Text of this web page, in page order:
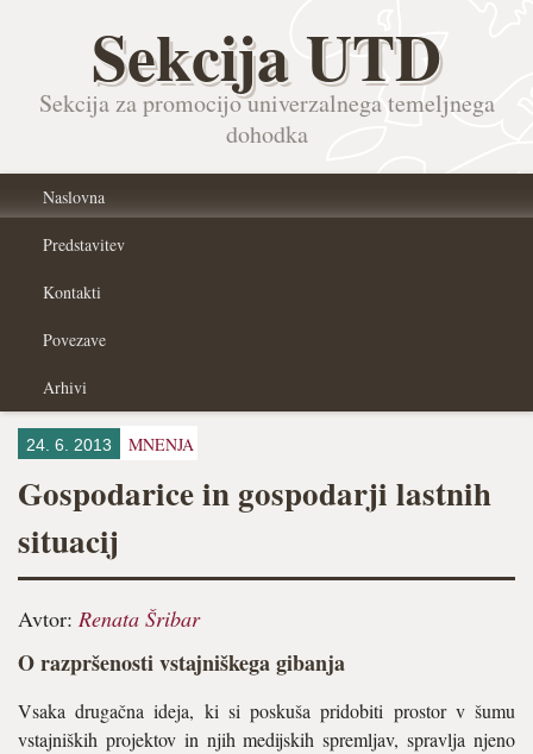
Sekcija UTD
Sekcija za promocijo univerzalnega temeljnega
dohodka
Naslovna
Predstavitev
Kontakti
Povezave
Arhivi
24. 6. 2013 MNENJA
Gospodarice in gospodarji lastnih
situacij
Avtor: Renata Šribar
O razpršenosti vstajniškega gibanja
Vsaka drugačna ideja, ki si poskuša pridobiti prostor v šumu
vstajniških projektov in njih medijskih spremljav, spravlja njeno